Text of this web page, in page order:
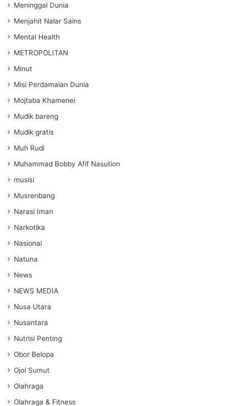
Meninggal Dunia
Menjahit Nalar Sains
Mental Health
METROPOLITAN
Minut
Misi Perdamaian Dunia
Mojtaba Khamenei
Mudik bareng
Mudik gratis
Muh Rudi
Muhammad Bobby Afif Nasution
musisi
Musrenbang
Narasi Iman
Narkotika
Nasional
Natuna
News
NEWS MEDIA
Nusa Utara
Nusantara
Nutrisi Penting
Obor Belopa
Ojol Sumut
Olahraga
Olahraga & Fitness